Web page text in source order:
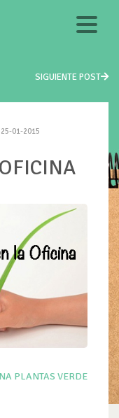
SIGUIENTE POST
25-01-2015
PLANTAS VERDE